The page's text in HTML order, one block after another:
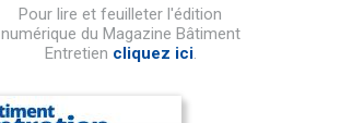
Pour lire et feuilleter l'édition
numérique du Magazine Bâtiment
Entretien cliquez ici.